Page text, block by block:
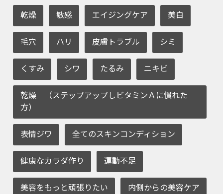
乾燥 敏感 エイジングケア 美白
毛穴 ハリ 皮膚トラブル シミ
くすみ シワ たるみ ニキビ
乾燥 （ステップアップしビタミンＡに慣れた
方）
表情ジワ 全てのスキンコンディション
健康なカラダ作り 運動不足
美容をもっと頑張りたい 内側からの美容ケア